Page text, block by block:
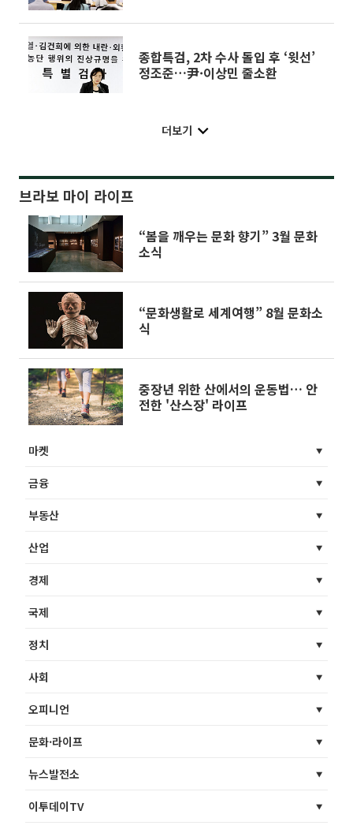
종합특검, 2차 수사 돌입 후 ‘윗선’
정조준…尹·이상민 줄소환
더보기
브라보 마이 라이프
“봄을 깨우는 문화 향기” 3월 문화
소식
“문화생활로 세계여행” 8월 문화소
식
중장년 위한 산에서의 운동법… 안
전한 '산스장' 라이프
마켓
금융
부동산
산업
경제
국제
정치
사회
오피니언
문화·라이프
뉴스발전소
이투데이TV